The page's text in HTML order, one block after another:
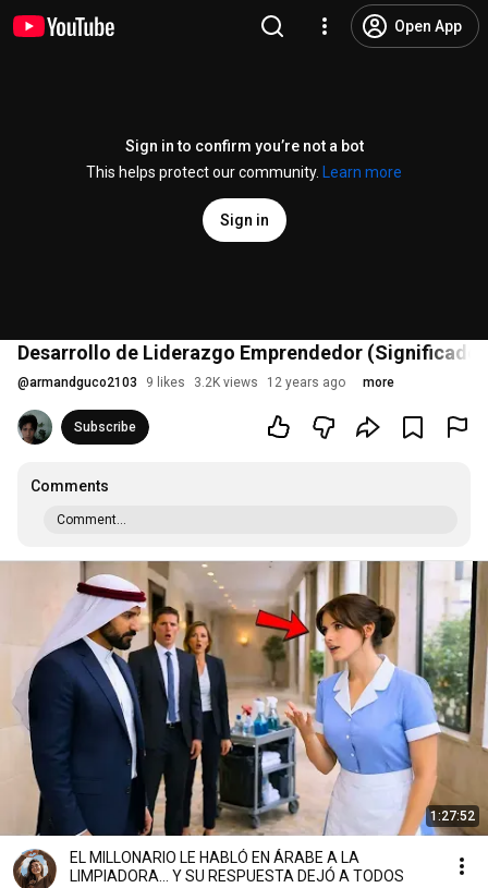
Open App
Sign in to confirm you’re not a bot
This helps protect our community.
Learn more
Sign in
Desarrollo de Liderazgo Emprendedor (Significado
@armandguco2103 9 likes 3.2K views 12 years ago more
Subscribe
Comments
Comment...
1:27:52
EL MILLONARIO LE HABLÓ EN ÁRABE A LA
LIMPIADORA… Y SU RESPUESTA DEJÓ A TODOS